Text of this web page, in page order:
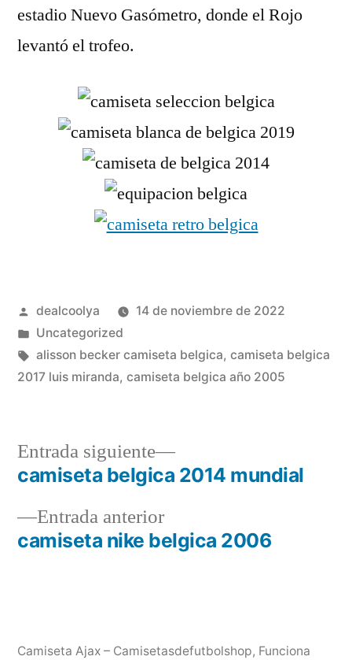
estadio Nuevo Gasómetro, donde el Rojo
levantó el trofeo.
Publicado
por
dealcoolya
14 de noviembre de 2022
Publicado
en
Uncategorized
Etiquetas:
alisson becker camiseta belgica, camiseta belgica
2017 luis miranda, camiseta belgica año 2005
Navegación
deEntrada anteriorEntrada
anterior:
camiseta nike belgica 2006
Entrada siguiente
Entrada
siguiente:
camiseta belgica 2014 mundial
Camiseta Ajax – Camisetasdefutbolshop, Funciona